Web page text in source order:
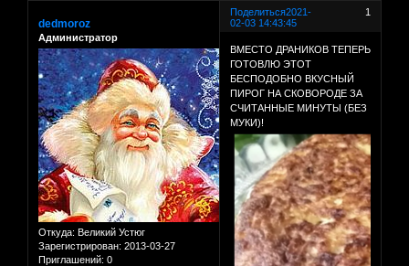
Поделиться 1
2021-
02-03 14:43:45
dedmoroz
Администратор
Откуда: Великий Устюг
Зарегистрирован: 2013-03-27
Приглашений: 0
ВМЕСТО ДРАНИКОВ ТЕПЕРЬ
ГОТОВЛЮ ЭТОТ
БЕСПОДОБНО ВКУСНЫЙ
ПИРОГ НА СКОВОРОДЕ ЗА
СЧИТАННЫЕ МИНУТЫ (БЕЗ
МУКИ)!